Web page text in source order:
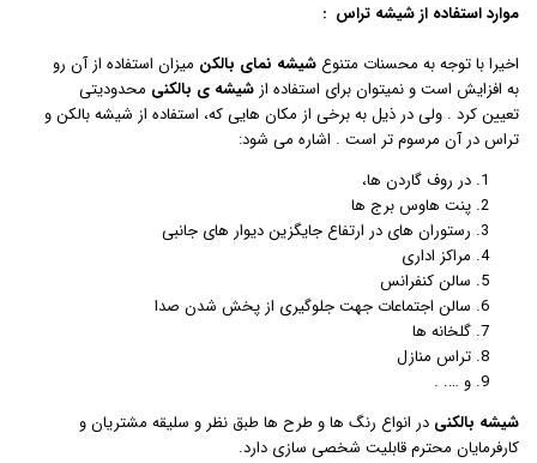
موارد استفاده از شیشه تراس :
اخیرا با توجه به محسنات متنوع شیشه نمای بالکن میزان استفاده از آن رو
به افزایش است و نمیتوان برای استفاده ازشیشه ی بالکنی محدودیتی
تعیین کرد . ولی در ذیل به برخی از مکان هایی که، استفاده از شیشه بالکن و
تراس در آن مرسوم تر است . اشاره می شود:
در روف گاردن ها،
پنت هاوس برج ها
رستوران های در ارتفاع جایگزین دیوار های جانبی
مراکز اداری
سالن کنفرانس
سالن اجتماعات جهت جلوگیری از پخش شدن صدا
گلخانه ها
تراس منازل
و …. .
شیشه بالکنی در انواع رنگ ها و طرح ها طبق نظر و سلیقه مشتریان و
کارفرمایان محترم قابلیت شخصی سازی دارد.